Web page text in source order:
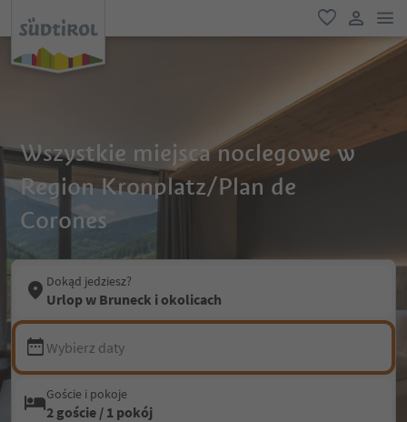
ulubione
link
Wszystkie miejsca noclegowe w
Region Kronplatz/Plan de
Corones
Dokąd jedziesz?
Urlop w Bruneck i okolicach
Wybierz daty
Goście i pokoje
2 goście / 1 pokój